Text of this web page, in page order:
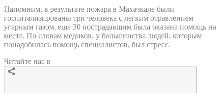
Напомним, в результате пожара в Махачкале были
госпитализированы три человека с легким отравлением
угарным газом, еще 30 пострадавшим была оказана помощь на
месте. По словам медиков, у большинства людей, которым
понадобилась помощь специалистов, был стресс.
Читайте нас в